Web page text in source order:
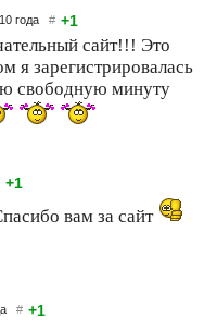
года # +1
сайт!!! Это
я зарегистрировалась
свободную минуту
+1
вам за сайт
# +1